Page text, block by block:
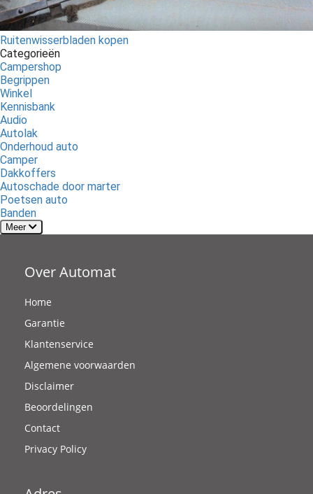
Ruitenwisserbladen kopen
Categorieën
Campershop
Begrippen
Winkel
Kennisbank
Audio
Autolak
Onderhoud auto
Camper
Dakkoffers
Autoschade door marter
Poetsen auto
Banden
Meer
Over Automat
Home
Garantie
Klantenservice
Algemene voorwaarden
Disclaimer
Beoordelingen
Contact
Privacy Policy